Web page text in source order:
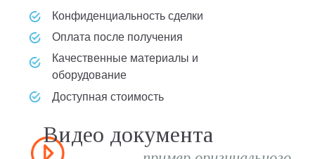
конфиденциальность сделки
оплата после получения
качественные материалы и
оборудование
доступная стоимость
Видео документа